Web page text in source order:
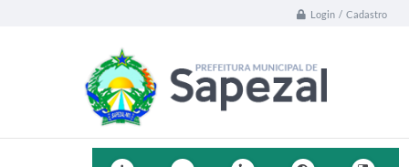
Login / Cadastro